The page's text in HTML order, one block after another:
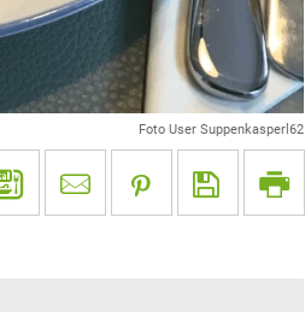
Foto User Suppenkasperl62